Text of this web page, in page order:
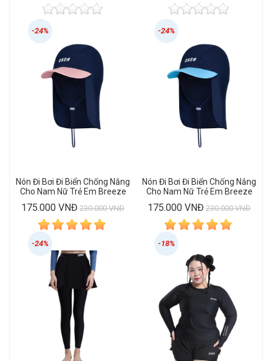
Nón Đi Bơi Đi Biển Chống Nắng
Cho Nam Nữ Trẻ Em Breeze
Girl Cap
175.000 VNĐ 230.000 VNĐ
-24%
Nón Đi Bơi Đi Biển Chống Nắng
Cho Nam Nữ Trẻ Em Breeze
Aqua Cap
175.000 VNĐ 230.000 VNĐ
-24%
-24% -18%